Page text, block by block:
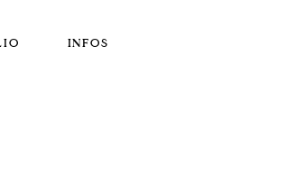
INFOS